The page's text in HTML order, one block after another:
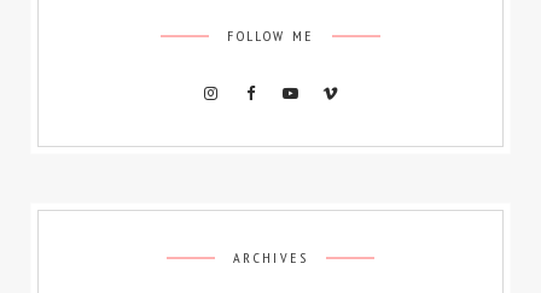
FOLLOW ME
ARCHIVES Archives